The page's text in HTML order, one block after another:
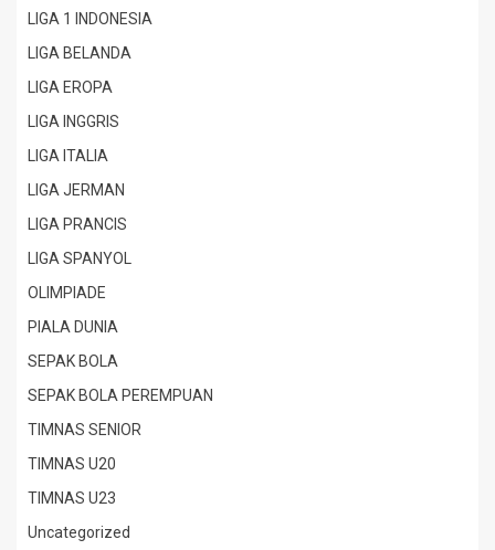
LIGA 1 INDONESIA
LIGA BELANDA
LIGA EROPA
LIGA INGGRIS
LIGA ITALIA
LIGA JERMAN
LIGA PRANCIS
LIGA SPANYOL
OLIMPIADE
PIALA DUNIA
SEPAK BOLA
SEPAK BOLA PEREMPUAN
TIMNAS SENIOR
TIMNAS U20
TIMNAS U23
Uncategorized